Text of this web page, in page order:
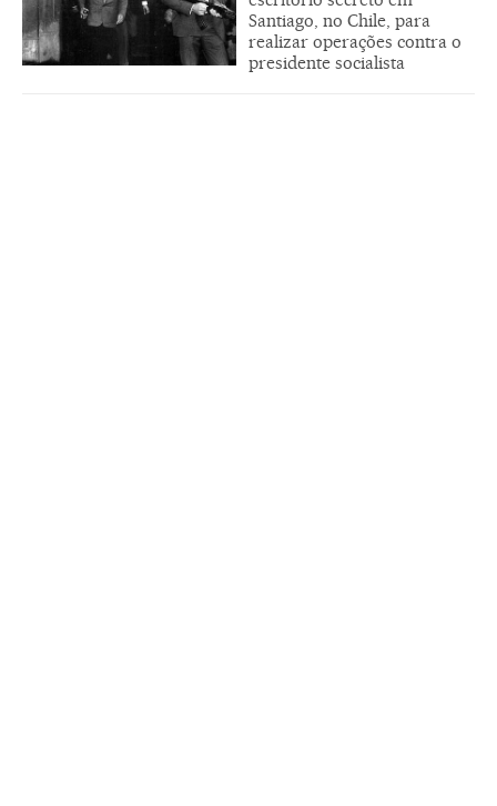
Santiago, no Chile, para
realizar operações contra o
presidente socialista